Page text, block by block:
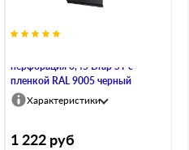
перфорация 0,45 Drap ST с
пленкой RAL 9005 черный
Характеристики
1 222 руб